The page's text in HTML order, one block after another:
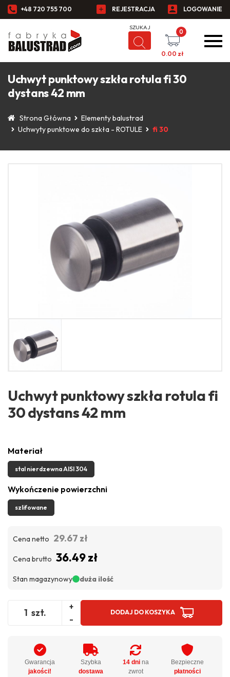
+48 720 755 700 REJESTRACJA LOGOWANIE
0
0.00 zł
Uchwyt punktowy szkła rotula fi 30
dystans 42 mm
Strona Główna
Elementy balustrad
Uchwyty punktowe do szkła - ROTULE
fi 30
Uchwyt punktowy szkła rotula fi
30 dystans 42 mm
Materiał
stal nierdzewna AISI 304
Wykończenie powierzchni
szlifowane
Cena netto 29.67 zł
Cena brutto 36.49 zł
Stan magazynowy duża ilość
szt.
+
-
DODAJ DO KOSZYKA
Gwarancja
jakości!
Szybka
dostawa
14 dnina
zwrot
Bezpieczne
płatności